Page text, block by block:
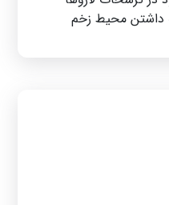
داشتن محیط زخم